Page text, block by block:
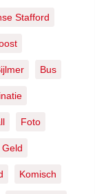
Stafford
Bus
Foto
Geld
Komisch